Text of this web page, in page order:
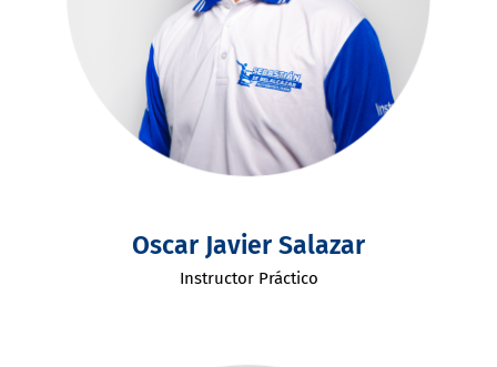
Oscar Javier Salazar
Instructor Práctico